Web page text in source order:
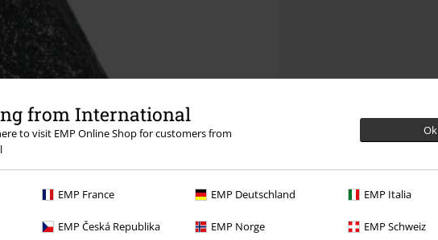
from International
to visit EMP Online Shop for customers from
Ok
EMP France EMP Deutschland EMP Italia
EMP Česká Republika EMP Norge EMP Schweiz